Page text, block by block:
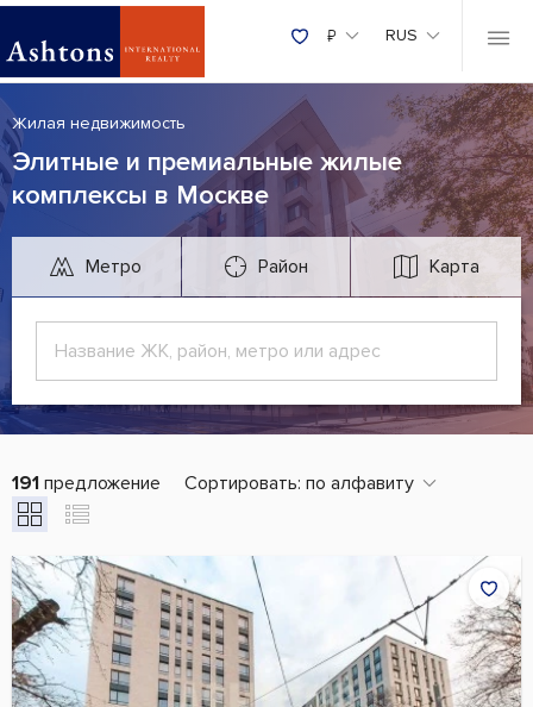
₽ RUS
Жилая недвижимость
Элитные и премиальные жилые
комплексы в Москве
Метро Район Карта
191 предложение Сортировать: по алфавиту